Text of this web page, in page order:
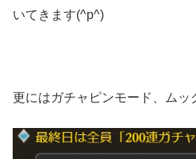
いてきます(^p^)
更にはガチャピンモード、ムッ